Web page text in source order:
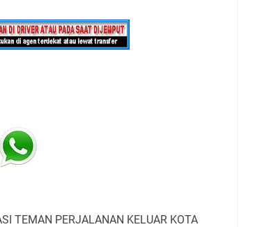
TEMAN PERJALANAN KELUAR KOTA